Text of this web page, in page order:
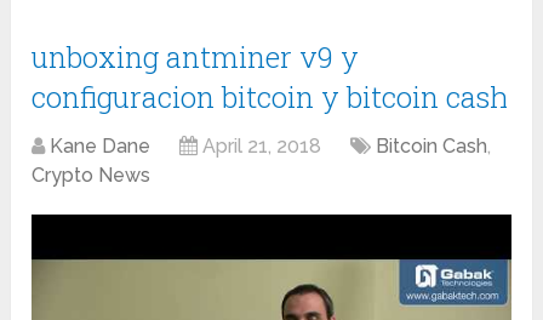
unboxing antminer v9 y
configuracion bitcoin y bitcoin cash
Kane Dane April 21, 2018 Bitcoin Cash,
Crypto News